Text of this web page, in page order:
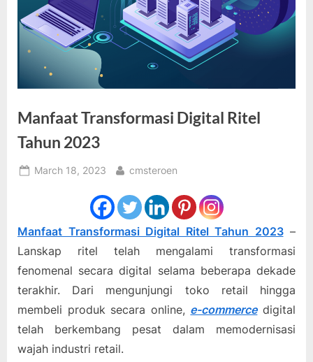
Manfaat Transformasi Digital Ritel
Tahun 2023
Posted
March 18, 2023 By
cmsteroen
Manfaat Transformasi Digital Ritel Tahun 2023–
Lanskap ritel telah mengalami transformasi
fenomenal secara digital selama beberapa dekade
terakhir. Dari mengunjungi toko retail hingga
membeli produk secara online, e-commercedigital
telah berkembang pesat dalam memodernisasi
wajah industri retail.